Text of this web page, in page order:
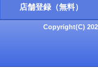
店舗登録（無料）
Copyright(C)